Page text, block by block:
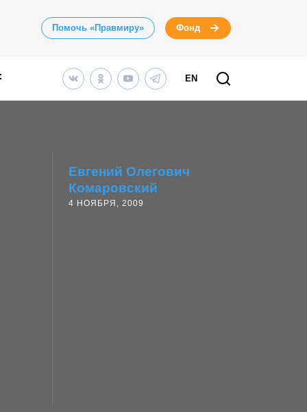
Помочь «Правмиру» Фонд
EN
Евгений Олегович
Комаровский
4 НОЯБРЯ, 2009